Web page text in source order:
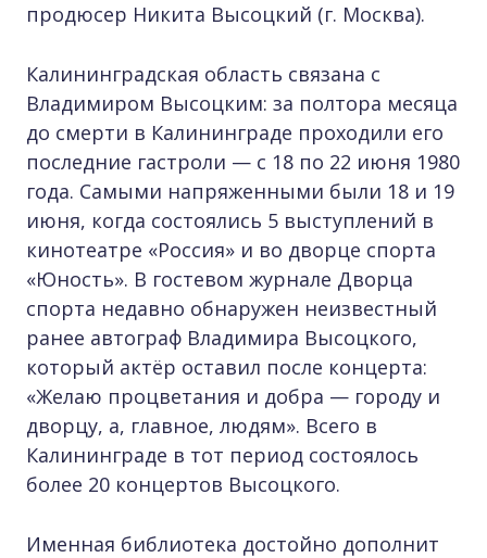
продюсер Никита Высоцкий (г. Москва).
Калининградская область связана с
Владимиром Высоцким: за полтора месяца
до смерти в Калининграде проходили его
последние гастроли — с 18 по 22 июня 1980
года. Самыми напряженными были 18 и 19
июня, когда состоялись 5 выступлений в
кинотеатре «Россия» и во дворце спорта
«Юность». В гостевом журнале Дворца
спорта недавно обнаружен неизвестный
ранее автограф Владимира Высоцкого,
который актёр оставил после концерта:
«Желаю процветания и добра — городу и
дворцу, а, главное, людям». Всего в
Калининграде в тот период состоялось
более 20 концертов Высоцкого.
Именная библиотека достойно дополнит